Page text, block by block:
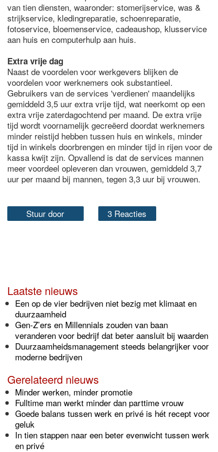
van tien diensten, waaronder: stomerijservice, was &
strijkservice, kledingreparatie, schoenreparatie,
fotoservice, bloemenservice, cadeaushop, klusservice
aan huis en computerhulp aan huis.
Extra vrije dag
Naast de voordelen voor werkgevers blijken de
voordelen voor werknemers ook substantieel.
Gebruikers van de services 'verdienen' maandelijks
gemiddeld 3,5 uur extra vrije tijd, wat neerkomt op een
extra vrije zaterdagochtend per maand. De extra vrije
tijd wordt voornamelijk gecreëerd doordat werknemers
minder reistijd hebben tussen huis en winkels, minder
tijd in winkels doorbrengen en minder tijd in rijen voor de
kassa kwijt zijn. Opvallend is dat de services mannen
meer voordeel opleveren dan vrouwen, gemiddeld 3,7
uur per maand bij mannen, tegen 3,3 uur bij vrouwen.
Stuur door 3 Reacties
Laatste nieuws
Een op de vier bedrijven niet bezig met klimaat en
duurzaamheid
Gen-Z’ers en Millennials zouden van baan
veranderen voor bedrijf dat beter aansluit bij waarden
Duurzaamheidsmanagement steeds belangrijker voor
moderne bedrijven
Gerelateerd nieuws
Minder werken, minder promotie
Fulltime man werkt minder dan parttime vrouw
Goede balans tussen werk en privé is hét recept voor
geluk
In tien stappen naar een beter evenwicht tussen werk
en privé